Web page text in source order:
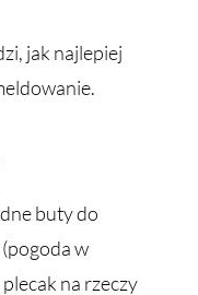
jak najlepiej
buty do
w
na rzeczy